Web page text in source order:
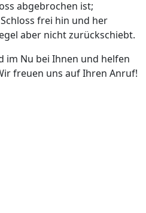
abgebrochen ist;
frei hin und her
aber nicht zurückschiebt.
im Nu bei Ihnen und helfen
freuen uns auf Ihren Anruf!